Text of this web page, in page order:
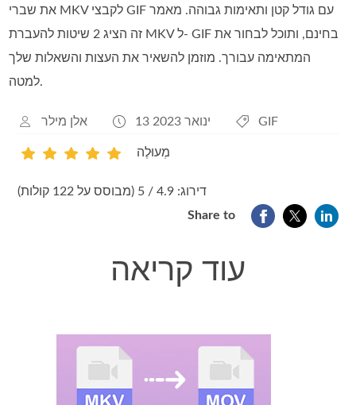
את שברי MKV לקבצי GIF עם גודל קטן ותאימות גבוהה. מאמר
זה הציג 2 שיטות להעברת MKV ל- GIF בחינם, ותוכל לבחור את
המתאימה עבורך. מוזמן להשאיר את העצות והשאלות שלך
למטה.
אלן מילר 13 ינואר 2023 GIF
מְעוּלֶה
דירוג: 4.9 / 5 (מבוסס על 122 קולות)
Share to
עוד קריאה